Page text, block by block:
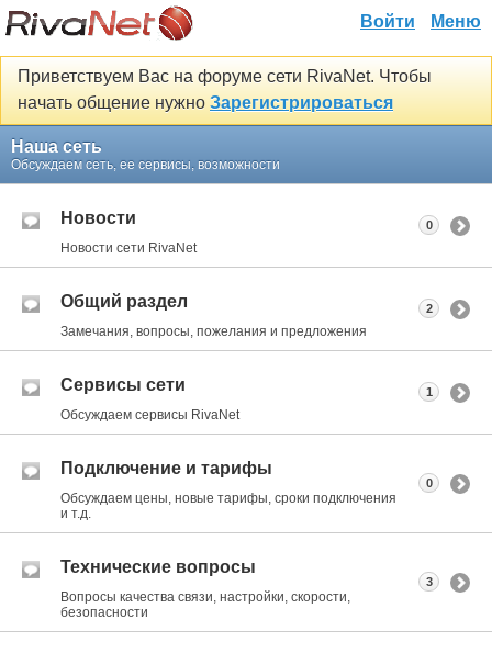
Войти Меню
Приветствуем Вас на форуме сети RivaNet. Чтобы
начать общение нужно Зарегистрироваться
Наша сеть
Обсуждаем сеть, ее сервисы, возможности
Новости
Новости сети RivaNet
0
Общий раздел
Замечания, вопросы, пожелания и предложения
2
Сервисы сети
Обсуждаем сервисы RivaNet
1
Подключение и тарифы
Обсуждаем цены, новые тарифы, сроки подключения
и т.д.
0
Технические вопросы
Вопросы качества связи, настройки, скорости,
безопасности
3